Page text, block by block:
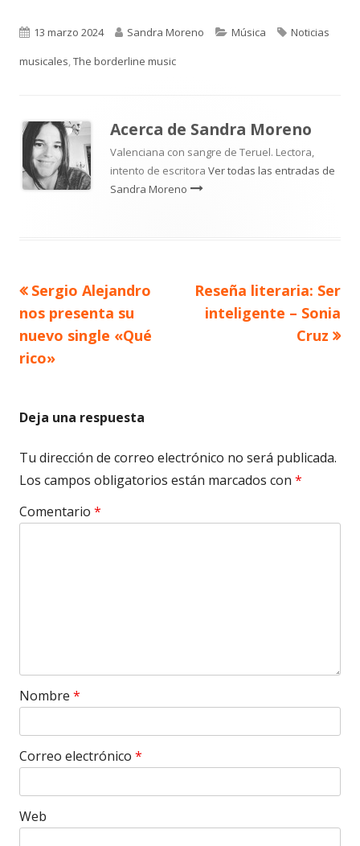
Publicado
el
13 marzo 2024 Autor
Sandra Moreno Categorías
Música Etiquetas
Noticias
musicales,The borderline music
Acerca de Sandra Moreno
Valenciana con sangre de Teruel. Lectora,
intento de escritora Ver todas las entradas de
Sandra Moreno
Navegación
de
entradas
Artículo
anterior
Sergio Alejandro
nos presenta su
nuevo single «Qué
rico»
Artículo
siguiente
Reseña literaria: Ser
inteligente – Sonia
Cruz
Deja una respuesta
Tu dirección de correo electrónico no será publicada.
Los campos obligatorios están marcados con *
Comentario *
Nombre *
Correo electrónico *
Web